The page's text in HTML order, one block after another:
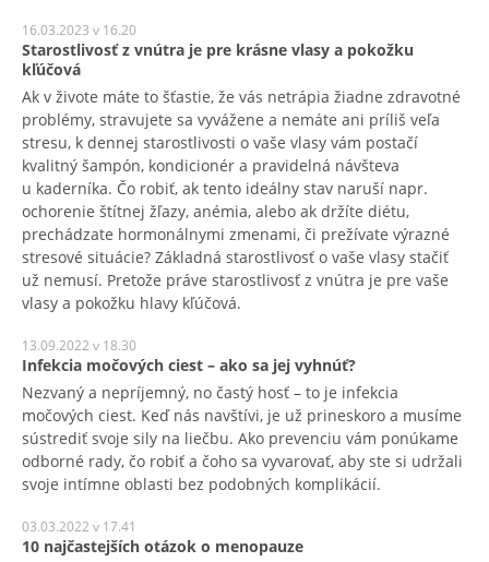
16.03.2023 v 16.20
Starostlivosť z vnútra je pre krásne vlasy a pokožku
kľúčová
Ak v živote máte to šťastie, že vás netrápia žiadne zdravotné
problémy, stravujete sa vyvážene a nemáte ani príliš veľa
stresu, k dennej starostlivosti o vaše vlasy vám postačí
kvalitný šampón, kondicionér a pravidelná návšteva
u kaderníka. Čo robiť, ak tento ideálny stav naruší napr.
ochorenie štítnej žľazy, anémia, alebo ak držíte diétu,
prechádzate hormonálnymi zmenami, či prežívate výrazné
stresové situácie? Základná starostlivosť o vaše vlasy stačiť
už nemusí. Pretože práve starostlivosť z vnútra je pre vaše
vlasy a pokožku hlavy kľúčová.
13.09.2022 v 18.30
Infekcia močových ciest – ako sa jej vyhnúť?
Nezvaný a nepríjemný, no častý hosť – to je infekcia
močových ciest. Keď nás navštívi, je už prineskoro a musíme
sústrediť svoje sily na liečbu. Ako prevenciu vám ponúkame
odborné rady, čo robiť a čoho sa vyvarovať, aby ste si udržali
svoje intímne oblasti bez podobných komplikácií.
03.03.2022 v 17.41
10 najčastejších otázok o menopauze